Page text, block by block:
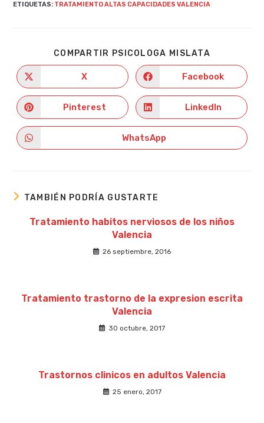
ETIQUETAS: TRATAMIENTO ALTAS CAPACIDADES VALENCIA
COMPARTIR PSICOLOGA MISLATA
CONTENIDO
Se
abre
en
una
nueva
ventana
X
Se
abre
en
una
nueva
ventana
Facebook
Se
abre
en
ventana
Pinterest
Se
abre
en
ventana
LinkedIn
Se
abre
WhatsApp
TAMBIÉN PODRÍA GUSTARTE
Tratamiento habitos nerviosos de los niños
Valencia
26 septiembre, 2016
Tratamiento trastorno de la expresion escrita
Valencia
30 octubre, 2017
Trastornos clinicos en adultos Valencia
25 enero, 2017